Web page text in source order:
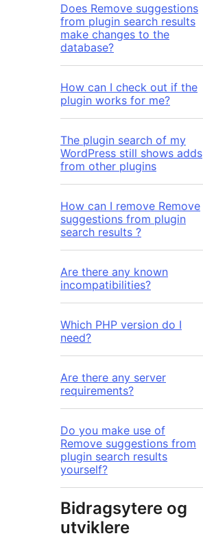
Does Remove suggestions
from plugin search results
make changes to the
database?
How can I check out if the
plugin works for me?
The plugin search of my
WordPress still shows adds
from other plugins
How can I remove Remove
suggestions from plugin
search results ?
Are there any known
incompatibilities?
Which PHP version do I
need?
Are there any server
requirements?
Do you make use of
Remove suggestions from
plugin search results
yourself?
Bidragsytere og
utviklere